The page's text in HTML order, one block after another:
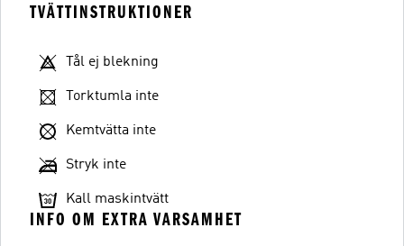
TVÄTTINSTRUKTIONER
Tål ej blekning
Torktumla inte
Kemtvätta inte
Stryk inte
Kall maskintvätt
INFO OM EXTRA VARSAMHET